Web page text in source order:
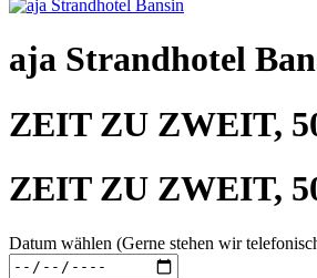
aja Strandhotel
ZEIT ZU ZWEIT,
ZEIT ZU ZWEIT,
Datum wählen (Gerne stehen wir